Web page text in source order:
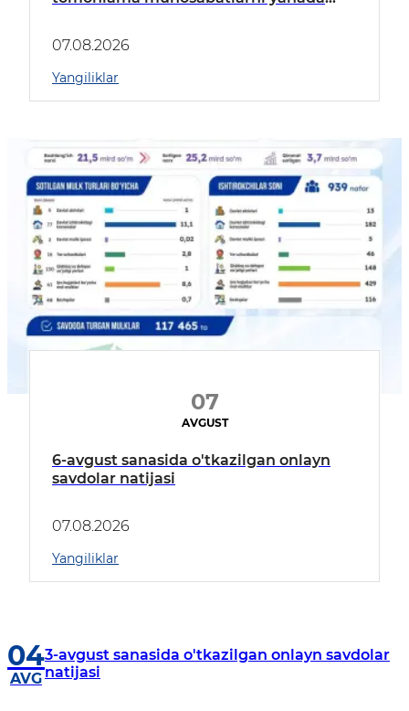
07.08.2026
Yangiliklar
07
AVGUST
6-avgust sanasida o'tkazilgan onlayn
savdolar natijasi
07.08.2026
Yangiliklar
04
AVG
3-avgust sanasida o'tkazilgan onlayn savdolar
natijasi